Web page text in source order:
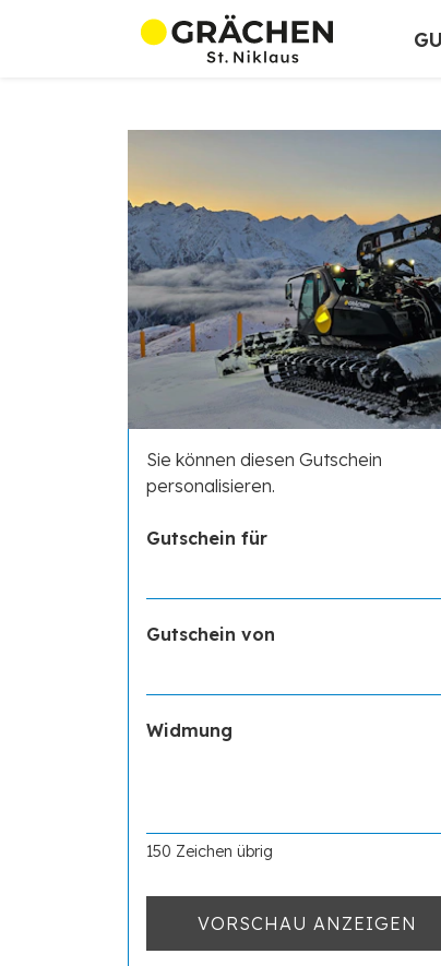
Sie können diesen Gutschein
personalisieren.
Gutschein für
Gutschein von
Widmung
150 Zeichen übrig
VORSCHAU ANZEIGEN